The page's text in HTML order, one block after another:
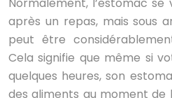
après un repas, mais sous
peut être
Cela signifie que même si
quelques heures, son
des aliments au moment de